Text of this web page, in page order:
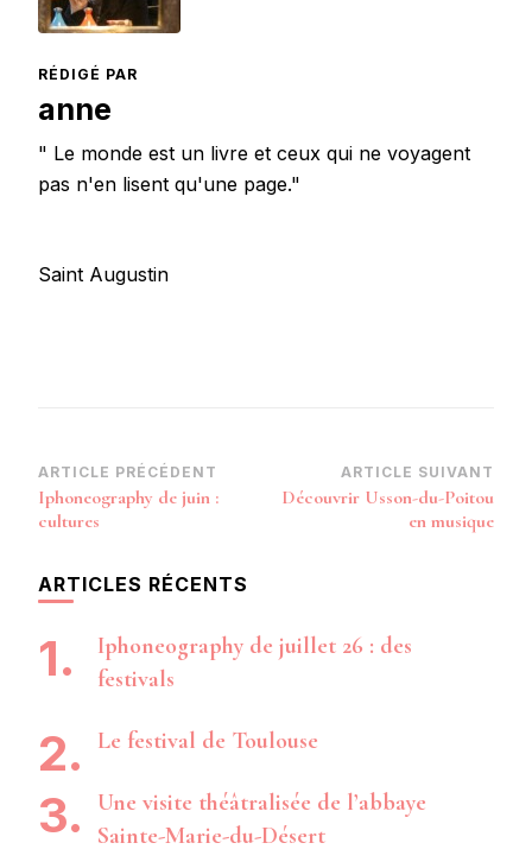
RÉDIGÉ PAR
anne
" Le monde est un livre et ceux qui ne voyagent
pas n'en lisent qu'une page."
Saint Augustin
Navigation
d’article
ARTICLE PRÉCÉDENT
Iphoneography de juin :
cultures
ARTICLE SUIVANT
Découvrir Usson-du-Poitou
en musique
ARTICLES RÉCENTS
Iphoneography de juillet 26 : des
festivals
Le festival de Toulouse
Une visite théâtralisée de l’abbaye
Sainte-Marie-du-Désert